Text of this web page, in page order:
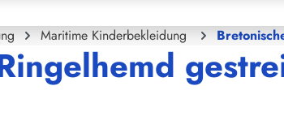
Maritime Kinderbekleidung